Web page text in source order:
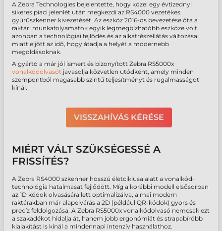
A Zebra Technologies bejelentette, hogy közel egy évtizednyi
sikeres piaci jelenlét után megkezdi az RS4000 vezetékes
gyűrűszkenner kivezetését. Az eszköz 2016-os bevezetése óta a
raktári munkafolyamatok egyik legmegbízhatóbb eszköze volt,
azonban a technológiai fejlődés és az alkatrészellátás változásai
miatt eljött az idő, hogy átadja a helyét a modernebb
megoldásoknak.
A gyártó a már jól ismert és bizonyított Zebra RS5000x
vonalkódolvasót javasolja közvetlen utódként, amely minden
szempontból magasabb szintű teljesítményt és rugalmasságot
kínál.
VISSZAHÍVÁS KÉRÉSE
MIÉRT VÁLT SZÜKSÉGESSÉ A
FRISSÍTÉS?
A Zebra RS4000 szkenner hosszú életciklusa alatt a vonalkód-
technológia hatalmasat fejlődött. Míg a korábbi modell elsősorban
az 1D kódok olvasására lett optimalizálva, a mai modern
raktárakban már alapelvárás a 2D (például QR-kódok) gyors és
precíz feldolgozása. A Zebra RS5000x vonalkódolvasó nemcsak ezt
a szakadékot hidalja át, hanem jobb ergonómiát és strapabíróbb
kialakítást is kínál a mindennapi intenzív használathoz.